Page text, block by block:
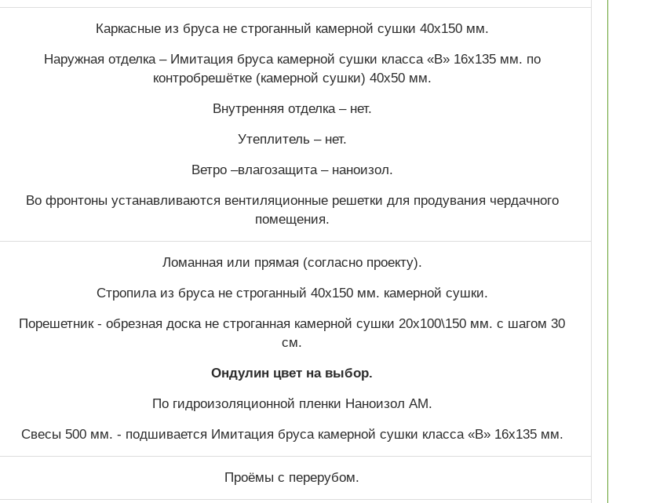
Каркасные из бруса не строганный камерной сушки 40х150 мм.
Наружная отделка – Имитация бруса камерной сушки класса «В» 16х135 мм. по
контробрешётке (камерной сушки) 40х50 мм.
Внутренняя отделка – нет.
Утеплитель – нет.
Ветро –влагозащита – наноизол.
Во фронтоны устанавливаются вентиляционные решетки для продувания чердачного
помещения.
Ломанная или прямая (согласно проекту).
Стропила из бруса не строганный 40х150 мм. камерной сушки.
Порешетник - обрезная доска не строганная камерной сушки 20х100\150 мм. с шагом 30
см.
Ондулин цвет на выбор.
По гидроизоляционной пленки Наноизол АМ.
Свесы 500 мм. - подшивается Имитация бруса камерной сушки класса «В» 16х135 мм.
Проёмы с перерубом.